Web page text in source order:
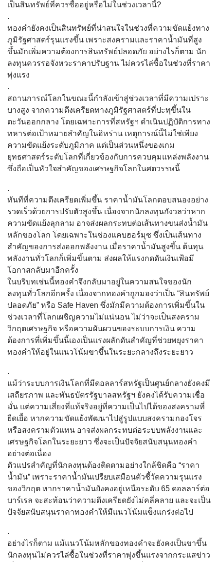
เป็นสินทรัพย์ที่ควรซื้ออยู่หรือไม่ในช่วงเวลานี้?
.
ทองคำยังคงเป็นสินทรัพย์ที่น่าสนใจในช่วงที่ความขัดแย้งทาง
ภูมิรัฐศาสตร์รุนแรงขึ้น เพราะสงครามและราคาน้ำมันที่สูง
ขึ้นมักเพิ่มความต้องการสินทรัพย์ปลอดภัย อย่างไรก็ตาม นัก
ลงทุนควรรอจังหวะราคาปรับฐาน ไม่ควรไล่ซื้อในช่วงที่ราคา
พุ่งแรง
.
สถานการณ์โลกในขณะนี้กำลังเข้าสู่ช่วงเวลาที่มีความเปราะ
บางสูง จากความตึงเครียดทางภูมิรัฐศาสตร์ที่ปะทุขึ้นใน
ตะวันออกกลาง โดยเฉพาะการที่สหรัฐฯ ดำเนินปฏิบัติการทาง
ทหารต่อเป้าหมายสำคัญในอิหร่าน เหตุการณ์นี้ไม่ใช่เพียง
ความขัดแย้งระดับภูมิภาค แต่เป็นส่วนหนึ่งของเกม
ยุทธศาสตร์ระดับโลกที่เกี่ยวข้องกับการควบคุมแหล่งพลังงาน
ซึ่งถือเป็นหัวใจสำคัญของเศรษฐกิจโลกในศตวรรษนี้
.
ทันทีที่ความตึงเครียดเพิ่มขึ้น ราคาน้ำมันโลกตอบสนองอย่าง
รวดเร็วด้วยการปรับตัวสูงขึ้น เนื่องจากนักลงทุนกังวลว่าหาก
ความขัดแย้งลุกลาม อาจส่งผลกระทบต่อเส้นทางขนส่งน้ำมัน
หลักของโลก โดยเฉพาะในช่องแคบฮอร์มุซ ซึ่งเป็นเส้นทาง
สำคัญของการส่งออกพลังงาน เมื่อราคาน้ำมันสูงขึ้น ต้นทุน
พลังงานทั่วโลกก็เพิ่มขึ้นตาม ส่งผลให้แรงกดดันเงินเฟ้อมี
โอกาสกลับมาอีกครั้ง
ในบริบทเช่นนี้ทองคำจึงกลับมาอยู่ในความสนใจของนัก
ลงทุนทั่วโลกอีกครั้ง เนื่องจากทองคำถูกมองว่าเป็น “สินทรัพย์
ปลอดภัย” หรือ Safe Haven ซึ่งมักมีความต้องการเพิ่มขึ้นใน
ช่วงเวลาที่โลกเผชิญความไม่แน่นอน ไม่ว่าจะเป็นสงคราม
วิกฤตเศรษฐกิจ หรือความผันผวนของระบบการเงิน ความ
ต้องการที่เพิ่มขึ้นนี้เองเป็นแรงผลักดันสำคัญที่ช่วยพยุงราคา
ทองคำให้อยู่ในแนวโน้มขาขึ้นในระยะกลางถึงระยะยาว
.
แม้ว่าระบบการเงินโลกที่มีดอลลาร์สหรัฐเป็นศูนย์กลางยังคงมี
เสถียรภาพ และพันธบัตรรัฐบาลสหรัฐฯ ยังคงได้รับความเชื่อ
มั่น แต่ความเสี่ยงที่แท้จริงอยู่ที่ความเป็นไปได้ของสงครามที่
ยืดเยื้อ หากความขัดแย้งพัฒนาไปสู่รูปแบบสงครามกองโจร
หรือสงครามตัวแทน อาจส่งผลกระทบต่อระบบพลังงานและ
เศรษฐกิจโลกในระยะยาว ซึ่งจะเป็นปัจจัยสนับสนุนทองคำ
อย่างต่อเนื่อง
ตัวแปรสำคัญที่นักลงทุนต้องติดตามอย่างใกล้ชิดคือ “ราคา
น้ำมัน” เพราะราคาน้ำมันเปรียบเสมือนตัวชี้วัดความรุนแรง
ของวิกฤต หากราคาน้ำมันยังคงอยู่เหนือระดับ 65 ดอลลาร์ต่อ
บาร์เรล จะสะท้อนว่าความตึงเครียดยังไม่คลี่คลาย และจะเป็น
ปัจจัยสนับสนุนราคาทองคำให้มีแนวโน้มแข็งแกร่งต่อไป
.
อย่างไรก็ตาม แม้แนวโน้มหลักของทองคำจะยังคงเป็นขาขึ้น
นักลงทุนไม่ควรไล่ซื้อในช่วงที่ราคาพุ่งขึ้นแรงจากกระแสข่าว